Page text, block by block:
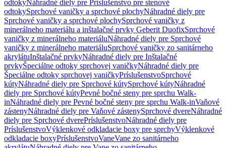
odtokyNáhradné diely pre Príslušenstvo pre stenové
odtokySprchové vaničky a sprchové plochyNáhradné diely pre
Sprchové vaničky a sprchové plochySprchové vaničky z
minerálneho materiálu a inštalačné prvky Geberit DuofixSprchové
vaničky z minerálneho materiáluNáhradné diely pre Sprchové
vaničky z minerálneho materiáluSprchové vaničky zo sanitárneho
akrylátuInštalačné prvkyNáhradné diely pre Inštalačné
prvkyŠpeciálne odtoky sprchovej vaničkyNáhradné diely pre
Špeciálne odtoky sprchovej vaničkyPríslušenstvoSprchové
kútyNáhradné diely pre Sprchové kútySprchové kútyNáhradné
diely pre Sprchové kútyPevné bočné steny pre sprchu Walk-
inNáhradné diely pre Pevné bočné steny pre sprchu Walk-inVaňové
zástenyNáhradné diely pre Vaňové zástenySprchové dvereNáhradné
diely pre Sprchové dverePríslušenstvoNáhradné diely pre
PríslušenstvoVýklenkové odkladacie boxy pre sprchyVýklenkové
odkladacie boxyPríslušenstvoVaneVane zo sanitárneho